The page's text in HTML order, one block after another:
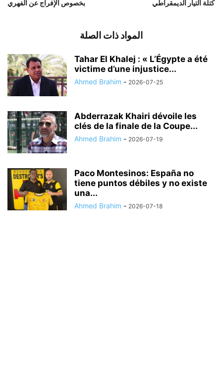
بخصوص الإفراج عن الفهري
كتلة التيار الديمقراطي
المواد ذات الصلة
Tahar El Khalej : « L’Égypte a été
victime d’une injustice...
Ahmed Brahim - 2026-07-25
Abderrazak Khairi dévoile les
clés de la finale de la Coupe...
Ahmed Brahim - 2026-07-19
Paco Montesinos: España no
tiene puntos débiles y no existe
una...
Ahmed Brahim - 2026-07-18